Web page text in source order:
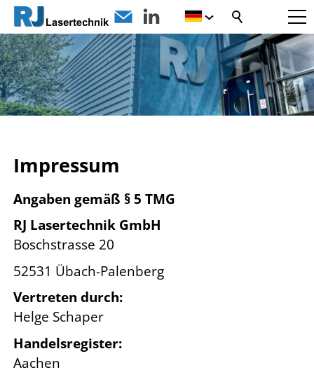
Impressum
Angaben gemäß § 5 TMG
RJ Lasertechnik GmbH
Boschstrasse 20
52531 Übach-Palenberg
Vertreten durch:
Helge Schaper
Handelsregister:
Aachen